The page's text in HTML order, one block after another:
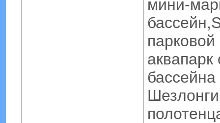
мини-
аквапарк